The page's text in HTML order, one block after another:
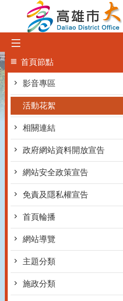
跳到主要內容區塊
:::
首頁節點
影音專區
活動花絮
相關連結
政府網站資料開放宣告
網站安全政策宣告
免責及隱私權宣告
首頁輪播
網站導覽
主題分類
施政分類